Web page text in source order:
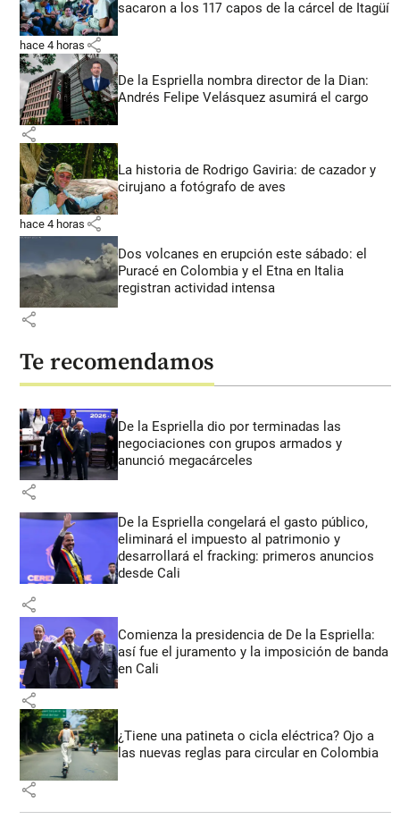
sacaron a los 117 capos de la cárcel de Itagüí
hace 4 horas share
De la Espriella nombra director de la Dian:
Andrés Felipe Velásquez asumirá el cargo
share
La historia de Rodrigo Gaviria: de cazador y
cirujano a fotógrafo de aves
hace 4 horas share
Dos volcanes en erupción este sábado: el
Puracé en Colombia y el Etna en Italia
registran actividad intensa
share
Te recomendamos
De la Espriella dio por terminadas las
negociaciones con grupos armados y
anunció megacárceles
share
De la Espriella congelará el gasto público,
eliminará el impuesto al patrimonio y
desarrollará el fracking: primeros anuncios
desde Cali
share
Comienza la presidencia de De la Espriella:
así fue el juramento y la imposición de banda
en Cali
share
¿Tiene una patineta o cicla eléctrica? Ojo a
las nuevas reglas para circular en Colombia
share